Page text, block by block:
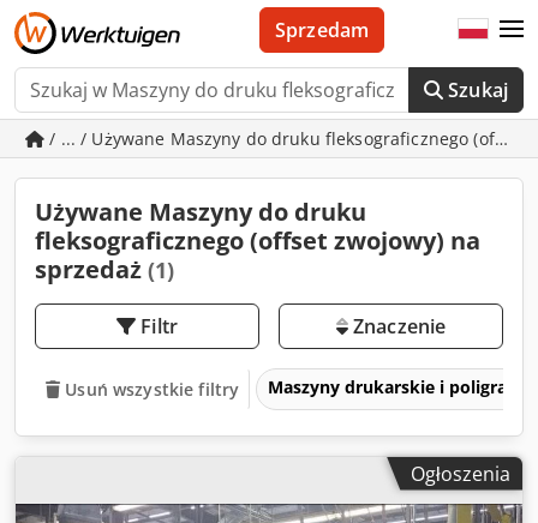
Szukaj
Sprzedam
/ ... / Używane Maszyny do druku fleksograficznego (offset
Używane Maszyny do druku
fleksograficznego (offset zwojowy) na
sprzedaż (1)
Filtr Znaczenie
Usuń wszystkie filtry Maszyny drukarskie i
Ogłoszenia